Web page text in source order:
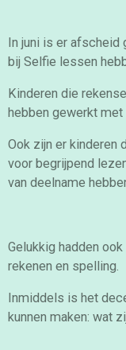
In juni is er afscheid
bij Selfie lessen
Kinderen die
hebben gewerkt met
Ook zijn er kinderen
voor begrijpend
van deelname
Gelukkig hadden
rekenen en spelling.
Inmiddels is het
kunnen maken: wat